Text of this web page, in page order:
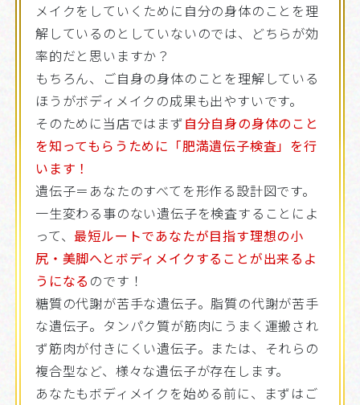
メイクをしていくために自分の身体のことを理
解しているのとしていないのでは、どちらが効
率的だと思いますか？
もちろん、ご自身の身体のことを理解している
ほうがボディメイクの成果も出やすいです。
そのために当店ではまず 自分自身の身体のこと
を知ってもらうために「肥満遺伝子検査」を行
います！
遺伝子＝あなたのすべてを形作る設計図です。
一生変わる事のない遺伝子を検査することによ
って、最短ルートであなたが目指す理想の小
尻・美脚へとボディメイクすることが出来るよ
うになる のです！
糖質の代謝が苦手な遺伝子。脂質の代謝が苦手
な遺伝子。タンパク質が筋肉にうまく運搬され
ず筋肉が付きにくい遺伝子。または、それらの
複合型など、様々な遺伝子が存在します。
あなたもボディメイクを始める前に、まずはご